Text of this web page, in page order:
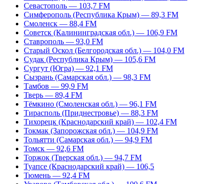
Севастополь — 103,7 FM
Симферополь (Республика Крым) — 89,3 FM
Смоленск — 88,4 FM
Советск (Калининградская обл.) — 106,9 FM
Ставрополь — 93,0 FM
Старый Оскол (Белгородская обл.) — 104,0 FM
Судак (Республика Крым) — 105,6 FM
Сургут (Югра) — 92,1 FM
Сызрань (Самарская обл.) — 98,3 FM
Тамбов — 99,9 FM
Тверь — 89,4 FM
Тёмкино (Смоленская обл.) — 96,1 FM
Тирасполь (Приднестровье) — 88,3 FM
Тихорецк (Краснодарский край) — 102,4 FM
Токмак (Запорожская обл.) — 104,9 FM
Тольятти (Самарская обл.) — 94,9 FM
Томск — 92,6 FM
Торжок (Тверская обл.) — 94,7 FM
Туапсе (Краснодарский край) — 106,5
Тюмень — 92,4 FM